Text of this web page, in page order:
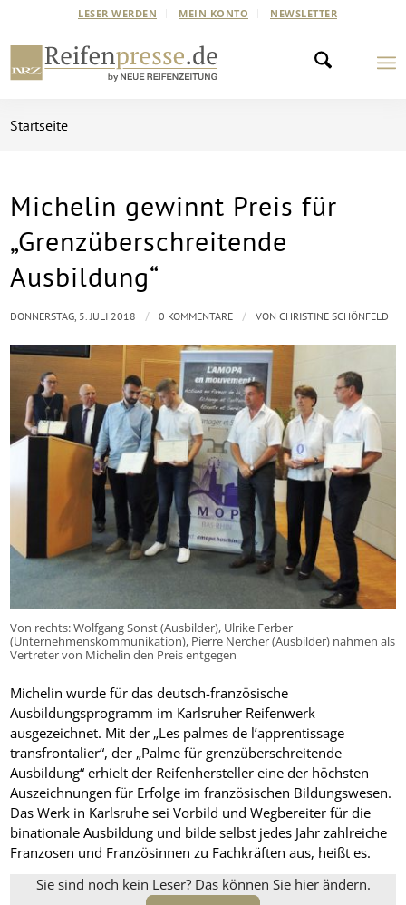
LESER WERDEN MEIN KONTO NEWSLETTER
Startseite
Michelin gewinnt Preis für
„Grenzüberschreitende
Ausbildung“
Von rechts: Wolfgang Sonst (Ausbilder), Ulrike Ferber
(Unternehmenskommunikation), Pierre Nercher (Ausbilder) nahmen als
Vertreter von Michelin den Preis entgegen
Michelin wurde für das deutsch-französische
Ausbildungsprogramm im Karlsruher Reifenwerk
ausgezeichnet. Mit der „Les palmes de l’apprentissage
transfrontalier“, der „Palme für grenzüberschreitende
Ausbildung“ erhielt der Reifenhersteller eine der höchsten
Auszeichnungen für Erfolge im französischen Bildungswesen.
Das Werk in Karlsruhe sei Vorbild und Wegbereiter für die
binationale Ausbildung und bilde selbst jedes Jahr zahlreiche
Franzosen und Französinnen zu Fachkräften aus, heißt es.
Sie sind noch kein Leser? Das können Sie hier ändern.
DONNERSTAG, 5. JULI 2018 / 0 KOMMENTARE / VONCHRISTINE SCHÖNFELD